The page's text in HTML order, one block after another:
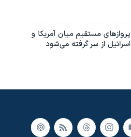
پروازهای مستقیم میان آمریکا و
اسرائیل از سر گرفته می‌شود